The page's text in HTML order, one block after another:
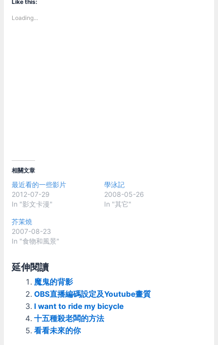
Like this:
Loading...
相關文章
最近看的一些影片
2012-07-29
In "影文卡漫"
學泳記
2008-05-26
In "其它"
芥茉燒
2007-08-23
In "食物和風景"
延伸閱讀
魔鬼的背影
OBS直播編碼設定及Youtube畫質
I want to ride my bicycle
十五種殺老闆的方法
看看未來的你